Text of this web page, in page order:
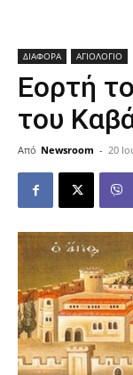
ΔΙΑΦΟΡΑ ΑΓΙΟΛΟΓΙΟ
Εορτή
του
Από Newsroom - 20